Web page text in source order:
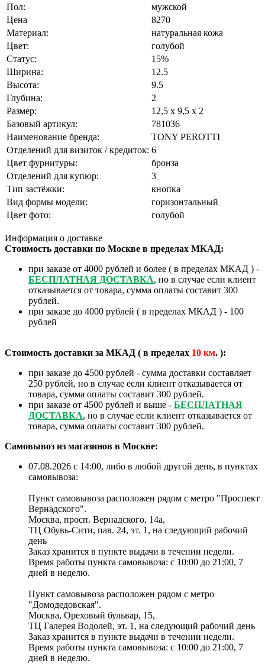
Пол:
мужской
Цена
8270
Материал:
натуральная кожа
Цвет:
голубой
Статус:
15%
Ширина:
12.5
Высота:
9.5
Глубина:
2
Размер:
12,5 х 9,5 х 2
Базовый артикул:
781036
Наименование бренда:
TONY PEROTTI
Отделений для визиток / кредиток: 6
Цвет фурнитуры:
бронза
Отделений для купюр:
3
Тип застёжки:
кнопка
Вид формы модели:
горизонтальный
Цвет фото:
голубой
Информация о доставке
Стоимость доставки по Москве в пределах МКАД:
при заказе от 4000 рублей и более ( в пределах МКАД ) -
БЕСПЛАТНАЯ ДОСТАВКА, но в случае если клиент
отказывается от товара, сумма оплаты составит 300
рублей.
при заказе до 4000 рублей ( в пределах МКАД ) - 100
рублей
Стоимость доставки за МКАД ( в пределах 10 км. ):
при заказе до 4500 рублей - сумма доставки составляет
250 рублей, но в случае если клиент отказывается от
товара, сумма оплаты составит 300 рублей.
при заказе от 4500 рублей и выше - БЕСПЛАТНАЯ
ДОСТАВКА, но в случае если клиент отказывается от
товара, сумма оплаты составит 300 рублей.
Самовывоз из магазинов в Москве:
07.08.2026 с 14:00, либо в любой другой день, в пунктах
самовывоза:
Пункт самовывоза расположен рядом с метро "Проспект
Вернадского".
Москва, просп. Вернадского, 14а,
ТЦ Обувь-Сити, пав. 24, эт. 1, на следующий рабочий
день
Заказ хранится в пункте выдачи в течении недели.
Время работы пункта самовывоза: с 10:00 до 21:00, 7
дней в неделю.
Пункт самовывоза расположен рядом с метро
"Домодедовская".
Москва, Ореховый бульвар, 15,
ТЦ Галерея Водолей, эт. 1, на следующий рабочий день
Заказ хранится в пункте выдачи в течении недели.
Время работы пункта самовывоза: с 10:00 до 21:00, 7
дней в неделю.